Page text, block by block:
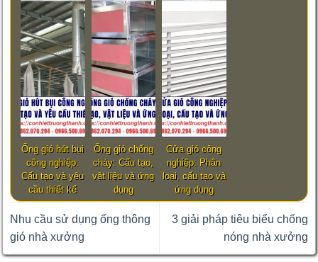
Ống gió hút bụi
công nghiệp:
Cấu tạo và yêu
cầu thiết kế
Ống gió chống
cháy: Cấu tạo,
vật liệu và ứng
dụng
Cửa gió công
nghiệp: Phân
loại, cấu tạo và
ứng dụng
Nhu cầu sử dụng ống thông
gió nhà xưởng
3 giải pháp tiêu biểu chống
nóng nhà xưởng